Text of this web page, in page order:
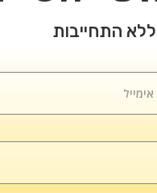
התחייבות